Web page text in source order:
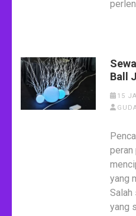
Ball
15
peran
yang
Salah
yang